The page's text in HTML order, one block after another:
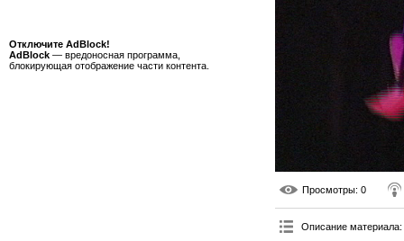
Отключите AdBlock!
AdBlock — вредоносная программа,
блокирующая отображение части контента.
Просмотры: 0
Описание материала: